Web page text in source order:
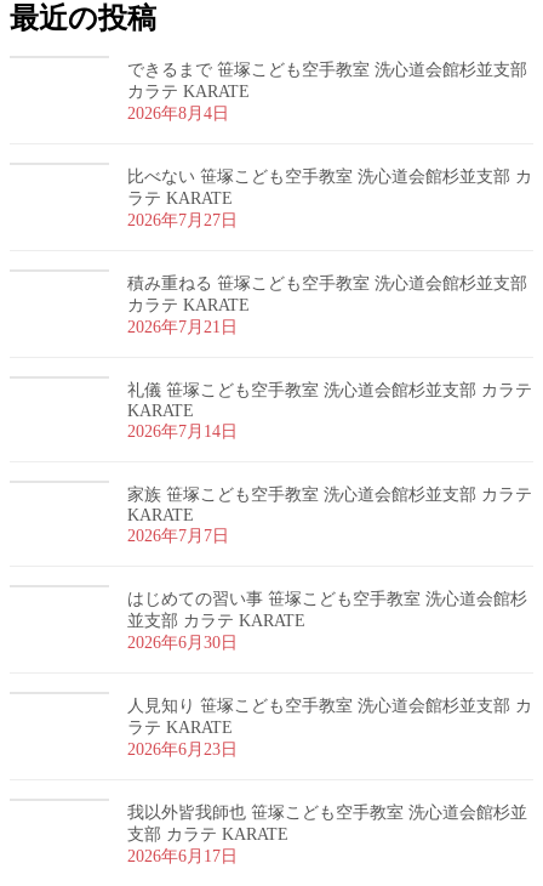
最近の投稿
できるまで 笹塚こども空手教室 洗心道会館杉並支部
カラテ KARATE
2026年8月4日
比べない 笹塚こども空手教室 洗心道会館杉並支部 カ
ラテ KARATE
2026年7月27日
積み重ねる 笹塚こども空手教室 洗心道会館杉並支部
カラテ KARATE
2026年7月21日
礼儀 笹塚こども空手教室 洗心道会館杉並支部 カラテ
KARATE
2026年7月14日
家族 笹塚こども空手教室 洗心道会館杉並支部 カラテ
KARATE
2026年7月7日
はじめての習い事 笹塚こども空手教室 洗心道会館杉
並支部 カラテ KARATE
2026年6月30日
人見知り 笹塚こども空手教室 洗心道会館杉並支部 カ
ラテ KARATE
2026年6月23日
我以外皆我師也 笹塚こども空手教室 洗心道会館杉並
支部 カラテ KARATE
2026年6月17日